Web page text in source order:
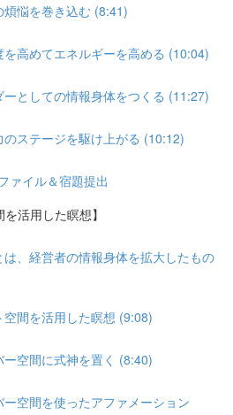
悩を巻き込む (8:41)
高めてエネルギーを高める (10:04)
としての情報身体をつくる (11:27)
ステージを駆け上がる (10:12)
イル＆宿題提出
活用した瞑想】
、経営者の情報身体を拡大したもの
間を活用した瞑想 (9:08)
空間に式神を置く (8:40)
空間を使ったアファメーション